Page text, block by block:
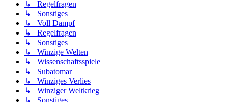
↳ Regelfragen
↳ Sonstiges
↳ Voll Dampf
↳ Regelfragen
↳ Sonstiges
↳ Winzige Welten
↳ Wissenschaftsspiele
↳ Subatomar
↳ Winziges Verlies
↳ Winziger Weltkrieg